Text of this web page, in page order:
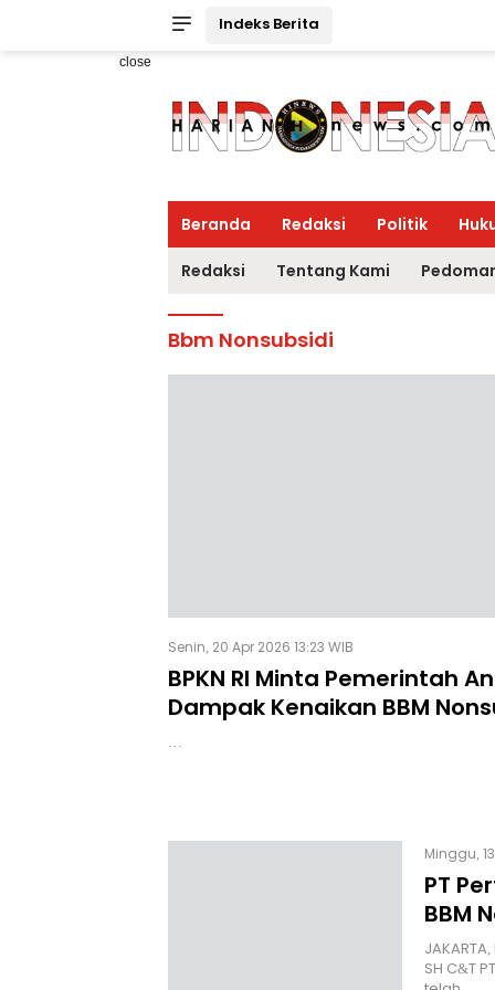
Indeks Berita
close
Beranda Redaksi Politik
Redaksi Tentang Kami
Bbm Nonsubsidi
Senin, 20 Apr 2026 13:23 WIB
BPKN RI Minta Pemerintah
Dampak Kenaikan BBM
…
Minggu,
PT
BBM
SH C&T